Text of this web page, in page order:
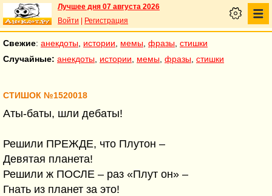
Лучшее дня 07 августа 2026
Войти
Регистрация
Свежие: анекдоты истории мемы фразы стишки
Случайные: анекдоты истории мемы фразы стишки
СТИШОК №1520018
Аты-баты, шли дебаты!
Решили ПРЕЖДЕ, что Плутон –
Девятая планета!
Решили ж ПОСЛЕ – раз «Плут он» –
Гнать из планет за это!